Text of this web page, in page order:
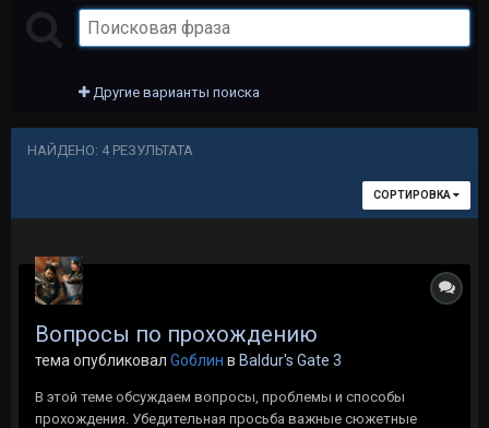
Другие варианты поиска
НАЙДЕНО: 4 РЕЗУЛЬТАТА
СОРТИРОВКА
Вопросы по прохождению
тема опубликовал Gоблин в Baldur's Gate 3
В этой теме обсуждаем вопросы, проблемы и способы
прохождения. Убедительная просьба важные сюжетные